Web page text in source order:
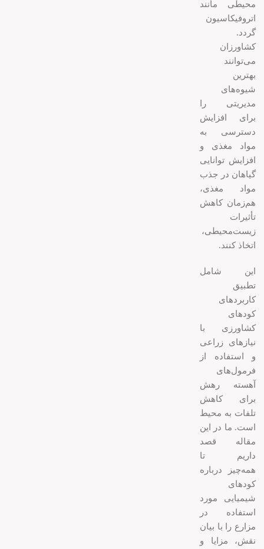
محیطی مانند
اتروفیکاسیون
گردد.
کشاورزان
می‌توانند
بهترین
شیوه‌های
مدیریتی را
برای افزایش
دسترسی به
مواد مغذی و
افزایش توانایی
گیاهان در جذب
مواد مغذی،
هم‌زمان کاهش
تأثیرات
زیست‌محیطی،
اتخاذ کنند.
این شامل
تطبیق
کاربردهای
کودهای
کشاورزی با
نیازهای زراعی
و استفاده از
فرمول‌های
آهسته رهش
برای کاهش
تلفات به محیط
است. ما در این
مقاله قصد
داریم تا
همه‌چیز درباره
کودهای
شیمیایی مورد
استفاده در
مزارع را با بیان
نقش، مزایا و